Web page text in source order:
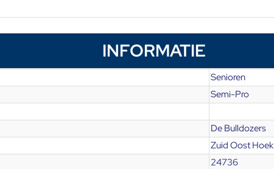
INFORMATIE
Senioren
Semi-Pro
De Bulldozers
Zuid Oost Hoek
24736